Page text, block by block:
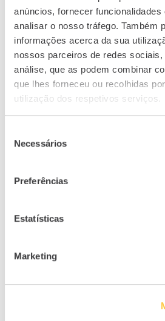
anúncios, fornecer
analisar o nosso tráfego. Também
informações acerca da sua
nossos parceiros de redes sociais,
análise, que as podem combinar
que lhes forneceu ou recolhidas
utilização dos respetivos serviços.
Necessários
Preferências
Estatísticas
Marketing